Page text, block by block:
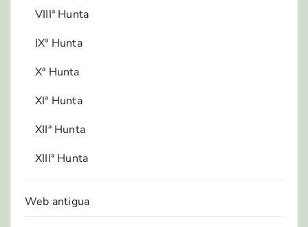
VIIIª Hunta
IXª Hunta
Xª Hunta
XIª Hunta
XIIª Hunta
XIIIª Hunta
Web antigua